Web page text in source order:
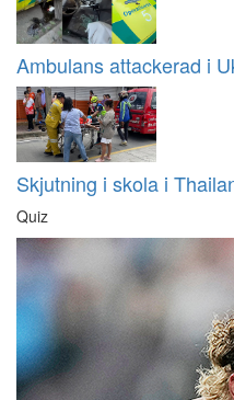
Ambulans attackerad i
Skjutning i skola i
Quiz